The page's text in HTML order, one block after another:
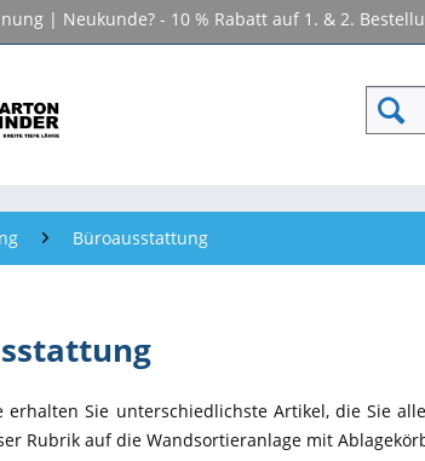
| Neukunde? - 10 % Rabatt auf 1. & 2.
Büroausstattung
erhalten Sie unterschiedlichste Artikel, die Sie
Rubrik auf die Wandsortieranlage mit